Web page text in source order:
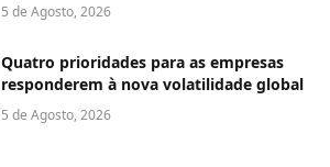
5 de Agosto, 2026
Quatro prioridades para as empresas
responderem à nova volatilidade global
5 de Agosto, 2026